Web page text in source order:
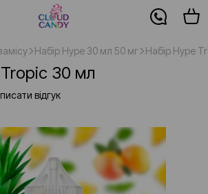
Набір Hype 30 мл 50 мг Набір Hype
30 мл
відгук